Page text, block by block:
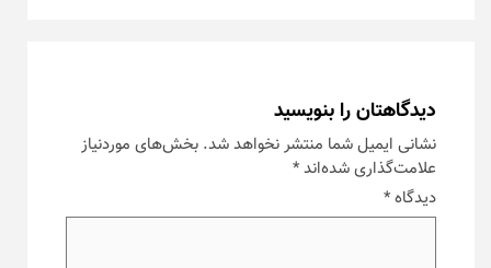
دیدگاهتان را بنویسید
نشانی ایمیل شما منتشر نخواهد شد. بخش‌های موردنیاز
علامت‌گذاری شده‌اند*
دیدگاه*